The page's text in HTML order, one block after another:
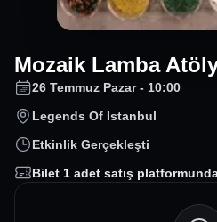
Mozaik Lamba
26 Temmuz Pazar - 10:00
Legends Of Istanbul
Etkinlik Gerçekleşti
Bilet 1 adet satış